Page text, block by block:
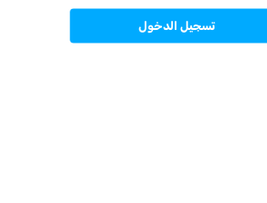
تسجيل الدخول